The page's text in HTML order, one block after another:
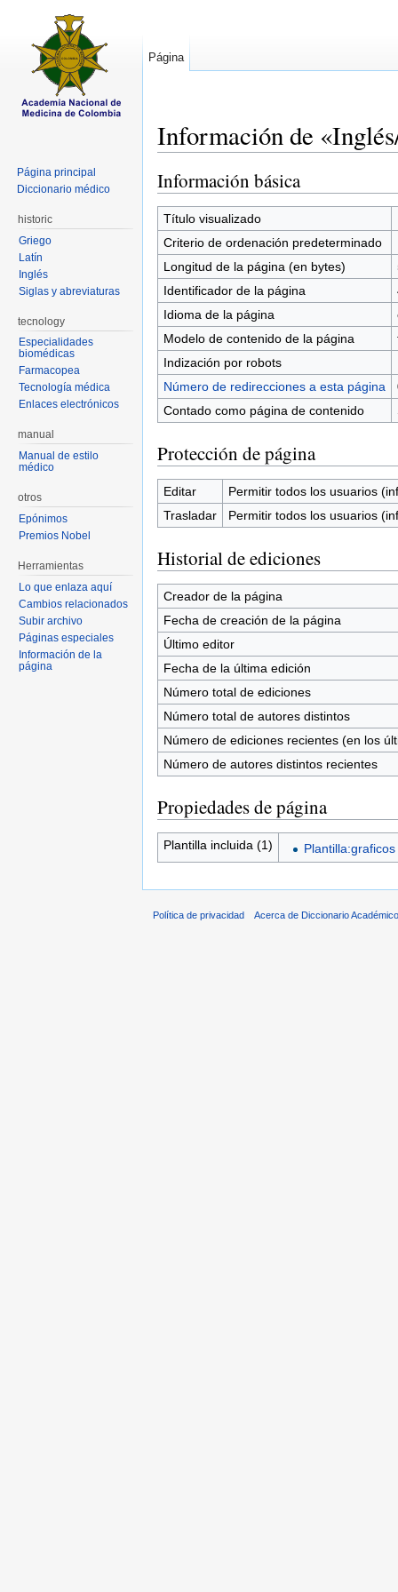
Información de
Información básica
Título visualizado
Criterio de ordenación predeterminado
Longitud de la página (en bytes)
Identificador de la página
Idioma de la página
Modelo de contenido de la página
Indización por robots
Número de redirecciones a esta página
Contado como página de contenido
Protección de página
Editar
Permitir todos los usuarios
Trasladar
Permitir todos los usuarios
Historial de ediciones
Creador de la página
Fecha de creación de la página
Último editor
Fecha de la última edición
Número total de ediciones
Número total de autores distintos
Número de ediciones recientes (en los
Número de autores distintos recientes
Propiedades de página
Plantilla incluida (1) Plantilla:graficos
Página
Página principal
Diccionario médico
historic
Griego
Latín
Inglés
Siglas y abreviaturas
tecnology
Especialidades
biomédicas
Farmacopea
Tecnología médica
Enlaces electrónicos
manual
Manual de estilo
médico
otros
Epónimos
Premios Nobel
Herramientas
Lo que enlaza aquí
Cambios relacionados
Subir archivo
Páginas especiales
Información de la
página
Política de privacidad Acerca de Diccionario